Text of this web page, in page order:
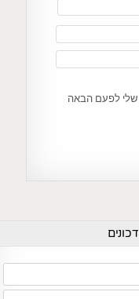
שלי לפעם הבאה